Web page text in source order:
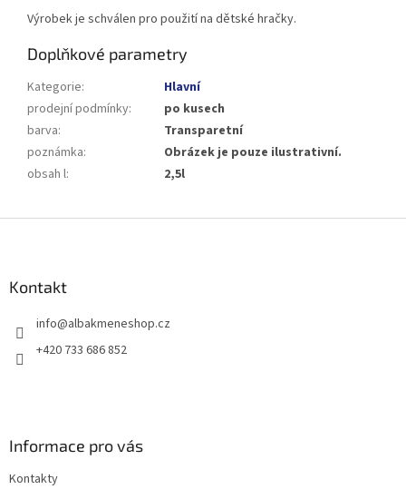
Výrobek je schválen pro použití na dětské hračky.
Doplňkové parametry
Kategorie:
Hlavní
prodejní podmínky:
po kusech
barva:
Transparetní
poznámka:
Obrázek je pouze ilustrativní.
obsah l: 2,5l
Kontakt
info@albakmeneshop.cz
+420 733 686 852
Informace pro vás
Kontakty